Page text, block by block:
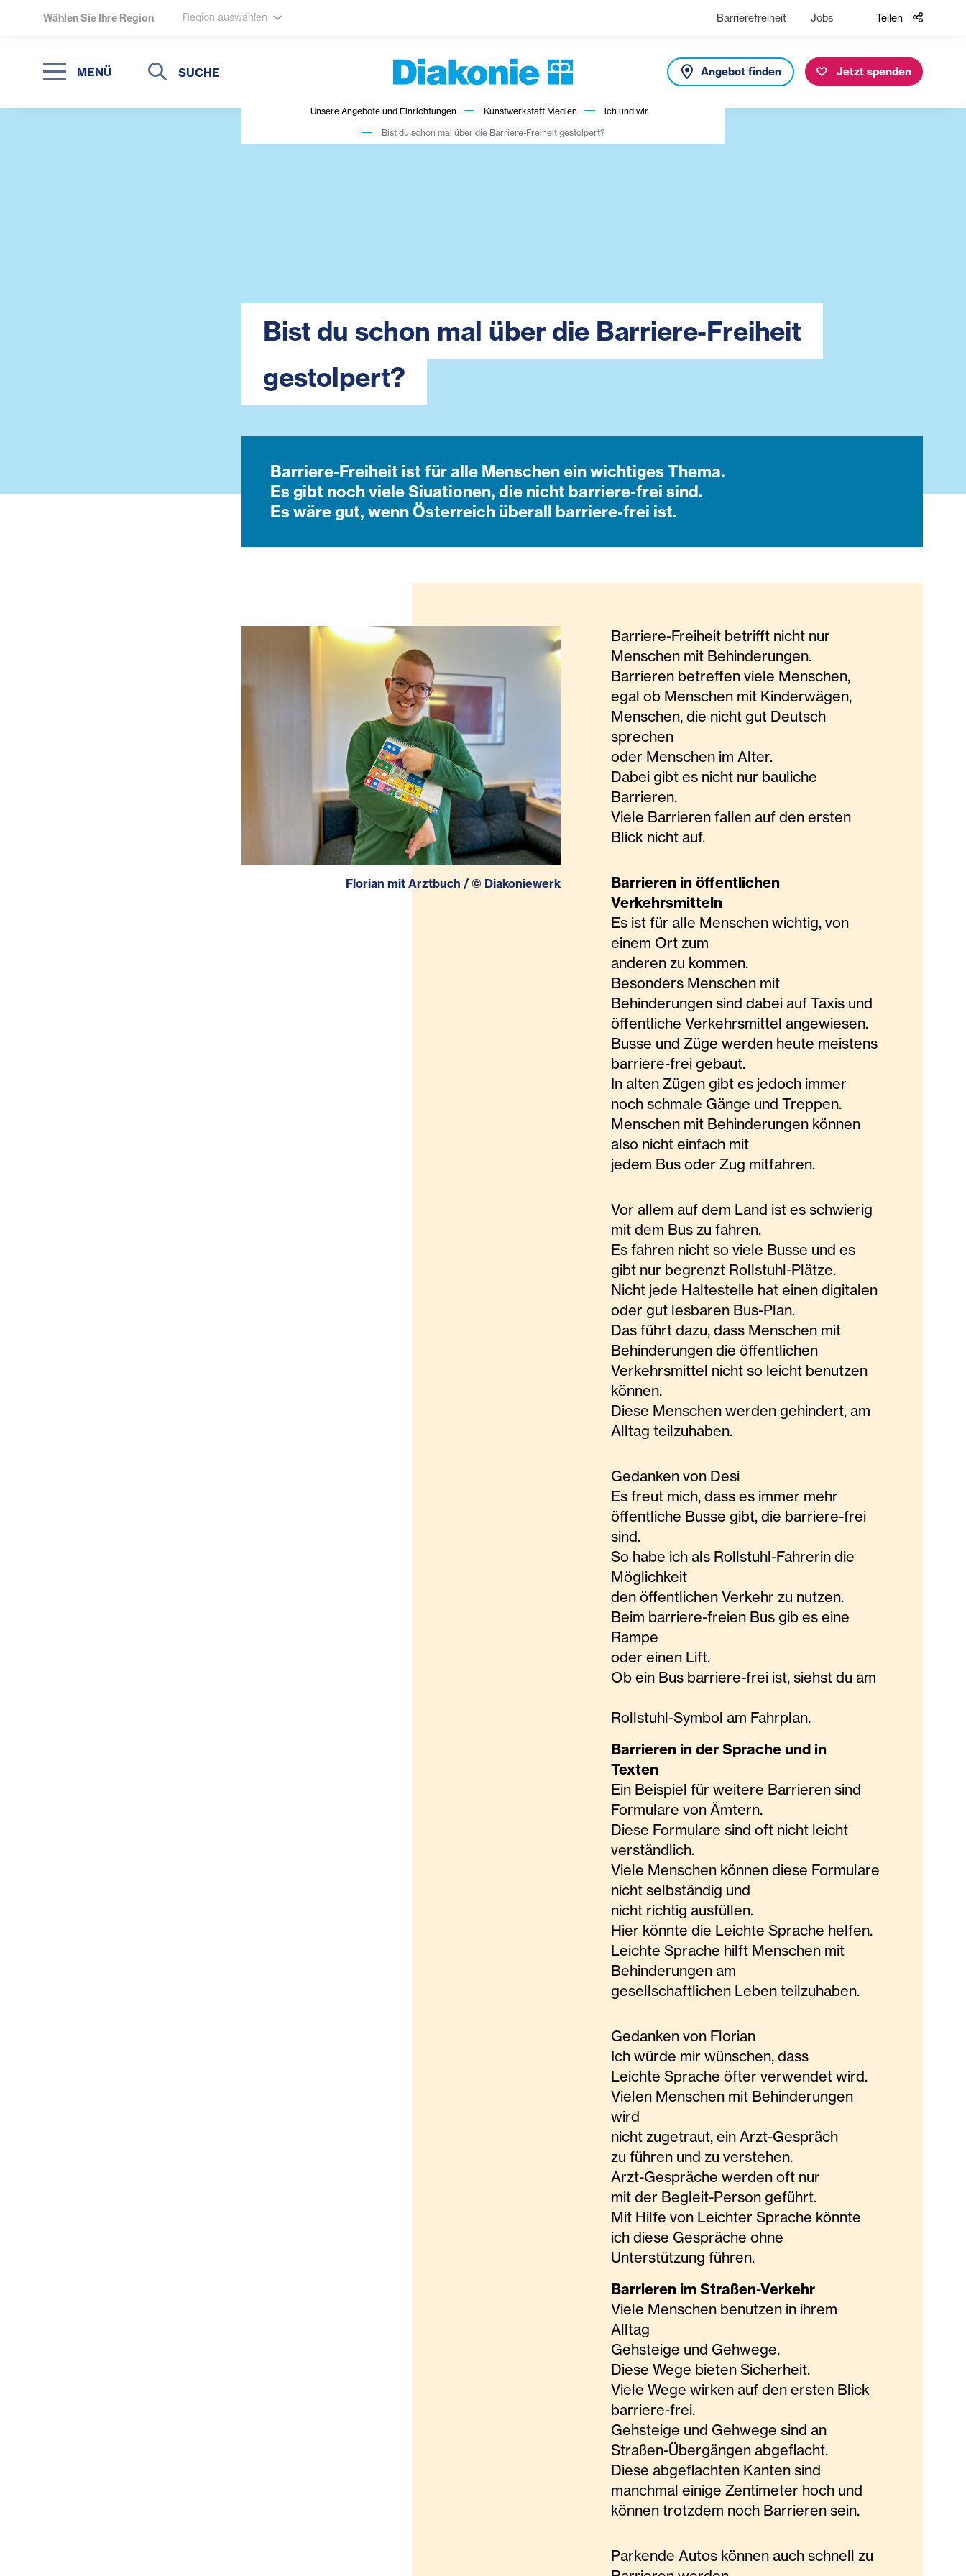
Wählen Sie Ihre Region Region auswählen Barrierefreiheit Jobs Teilen
MENÜ
Suche
Suche
Angebot finden Jetzt spenden
Unsere Angebote und Einrichtungen Kunstwerkstatt Medien
ich und wir
Bist du schon mal über die Barriere-Freiheit gestolpert?
Bist du schon mal über die Barriere-Freiheit
gestolpert?
Barriere-Freiheit ist für alle Menschen ein wichtiges Thema.
Es gibt noch viele Siuationen, die nicht barriere-frei sind.
Es wäre gut, wenn Österreich überall barriere-frei ist.
Florian mit Arztbuch / © Diakoniewerk
Barriere-Freiheit betrifft nicht nur
Menschen mit Behinderungen.
Barrieren betreffen viele Menschen,
egal ob Menschen mit Kinderwägen,
Menschen, die nicht gut Deutsch
sprechen
oder Menschen im Alter.
Dabei gibt es nicht nur bauliche
Barrieren.
Viele Barrieren fallen auf den ersten
Blick nicht auf.
Barrieren in öffentlichen
Verkehrsmitteln
Es ist für alle Menschen wichtig, von
einem Ort zum
anderen zu kommen.
Besonders Menschen mit
Behinderungen sind dabei auf Taxis und
öffentliche Verkehrsmittel angewiesen.
Busse und Züge werden heute meistens
barriere-frei gebaut.
In alten Zügen gibt es jedoch immer
noch schmale Gänge und Treppen.
Menschen mit Behinderungen können
also nicht einfach mit
jedem Bus oder Zug mitfahren.
Vor allem auf dem Land ist es schwierig
mit dem Bus zu fahren.
Es fahren nicht so viele Busse und es
gibt nur begrenzt Rollstuhl-Plätze.
Nicht jede Haltestelle hat einen digitalen
oder gut lesbaren Bus-Plan.
Das führt dazu, dass Menschen mit
Behinderungen die öffentlichen
Verkehrsmittel nicht so leicht benutzen
können.
Diese Menschen werden gehindert, am
Alltag teilzuhaben.
Gedanken von Desi
Es freut mich, dass es immer mehr
öffentliche Busse gibt, die barriere-frei
sind.
So habe ich als Rollstuhl-Fahrerin die
Möglichkeit
den öffentlichen Verkehr zu nutzen.
Beim barriere-freien Bus gib es eine
Rampe
oder einen Lift.
Ob ein Bus barriere-frei ist, siehst du am
Rollstuhl-Symbol am Fahrplan.
Barrieren in der Sprache und in
Texten
Ein Beispiel für weitere Barrieren sind
Formulare von Ämtern.
Diese Formulare sind oft nicht leicht
verständlich.
Viele Menschen können diese Formulare
nicht selbständig und
nicht richtig ausfüllen.
Hier könnte die Leichte Sprache helfen.
Leichte Sprache hilft Menschen mit
Behinderungen am
gesellschaftlichen Leben teilzuhaben.
Gedanken von Florian
Ich würde mir wünschen, dass
Leichte Sprache öfter verwendet wird.
Vielen Menschen mit Behinderungen
wird
nicht zugetraut, ein Arzt-Gespräch
zu führen und zu verstehen.
Arzt-Gespräche werden oft nur
mit der Begleit-Person geführt.
Mit Hilfe von Leichter Sprache könnte
ich diese Gespräche ohne
Unterstützung führen.
Barrieren im Straßen-Verkehr
Viele Menschen benutzen in ihrem
Alltag
Gehsteige und Gehwege.
Diese Wege bieten Sicherheit.
Viele Wege wirken auf den ersten Blick
barriere-frei.
Gehsteige und Gehwege sind an
Straßen-Übergängen abgeflacht.
Diese abgeflachten Kanten sind
manchmal einige Zentimeter hoch und
können trotzdem noch Barrieren sein.
Parkende Autos können auch schnell zu